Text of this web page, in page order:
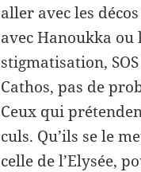
aller avec les
avec Hanoukka ou
stigmatisation,
Cathos, pas de
Ceux qui
culs. Qu’ils se le
celle de l’Elysée,